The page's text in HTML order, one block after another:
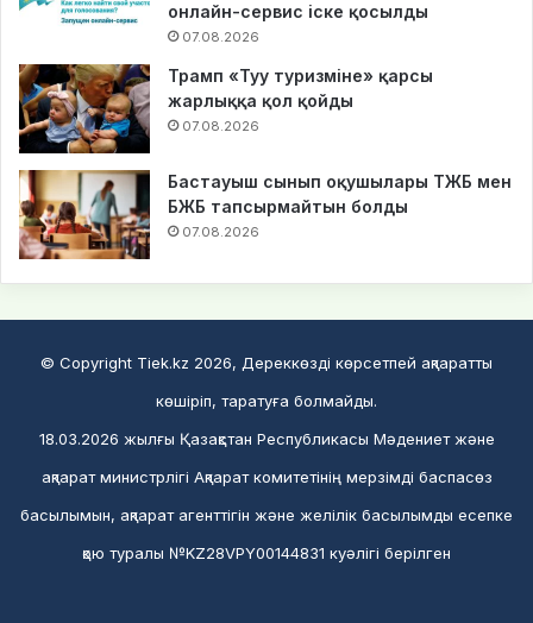
онлайн-сервис іске қосылды
07.08.2026
Трамп «Туу туризміне» қарсы
жарлыққа қол қойды
07.08.2026
Бастауыш сынып оқушылары ТЖБ мен
БЖБ тапсырмайтын болды
07.08.2026
© Copyright Tiek.kz 2026, Дереккөзді көрсетпей ақпаратты
көшіріп, таратуға болмайды.
18.03.2026 жылғы Қазақстан Республикасы Мәдениет және
ақпарат министрлігі Ақпарат комитетінің мерзімді баспасөз
басылымын, ақпарат агенттігін және желілік басылымды есепке
қою туралы №KZ28VPY00144831 куәлігі берілген